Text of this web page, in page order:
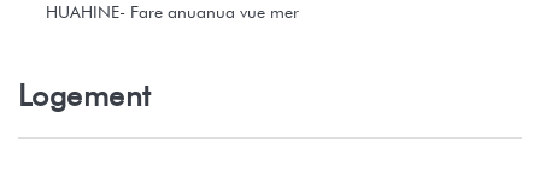
HUAHINE- Fare anuanua vue mer
Logement